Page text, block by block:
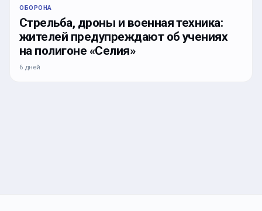
ОБОРОНА
Стрельба, дроны и военная техника:
жителей предупреждают об учениях
на полигоне «Селия»
6 дней